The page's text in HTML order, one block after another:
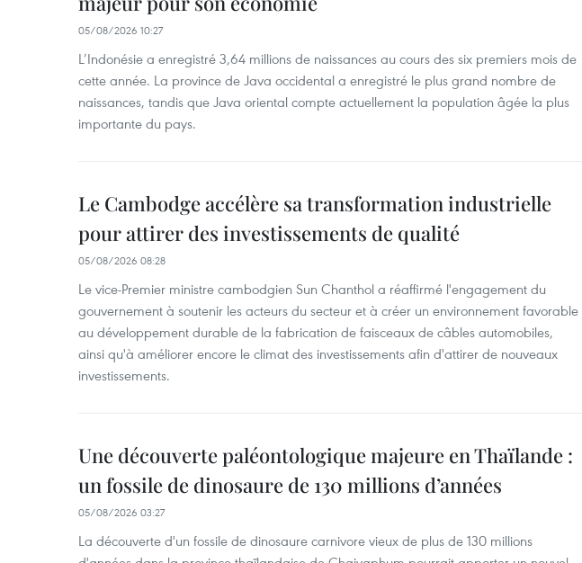
05/08/2026 10:27
L’Indonésie a enregistré 3,64 millions de naissances au cours des six premiers mois de
cette année. La province de Java occidental a enregistré le plus grand nombre de
naissances, tandis que Java oriental compte actuellement la population âgée la plus
importante du pays.
Le Cambodge accélère sa transformation industrielle
pour attirer des investissements de qualité
05/08/2026 08:28
Le vice-Premier ministre cambodgien Sun Chanthol a réaffirmé l'engagement du
gouvernement à soutenir les acteurs du secteur et à créer un environnement favorable
au développement durable de la fabrication de faisceaux de câbles automobiles,
ainsi qu'à améliorer encore le climat des investissements afin d'attirer de nouveaux
investissements.
Une découverte paléontologique majeure en Thaïlande :
un fossile de dinosaure de 130 millions d’années
05/08/2026 03:27
La découverte d'un fossile de dinosaure carnivore vieux de plus de 130 millions